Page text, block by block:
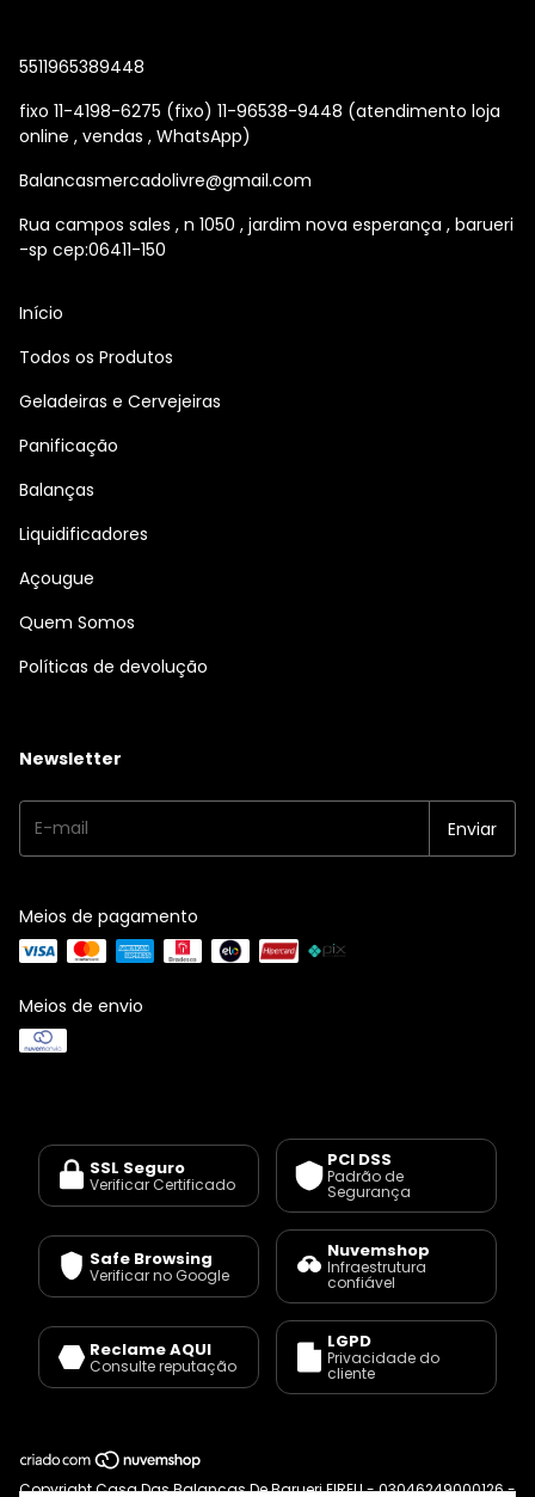
5511965389448
fixo 11-4198-6275 (fixo) 11-96538-9448 (atendimento loja
online , vendas , WhatsApp)
Balancasmercadolivre@gmail.com
Rua campos sales , n 1050 , jardim nova esperança , barueri
-sp cep:06411-150
Início
Todos os Produtos
Geladeiras e Cervejeiras
Panificação
Balanças
Liquidificadores
Açougue
Quem Somos
Políticas de devolução
Newsletter
Meios de pagamento
Meios de envio
SSL Seguro
Verificar Certificado
PCI DSS
Padrão de
Segurança
Safe Browsing
Verificar no Google
Nuvemshop
Infraestrutura
confiável
Reclame AQUI
Consulte reputação
LGPD
Privacidade do
cliente
Copyright Casa Das Balanças De Barueri EIRELI - 03046249000126 -